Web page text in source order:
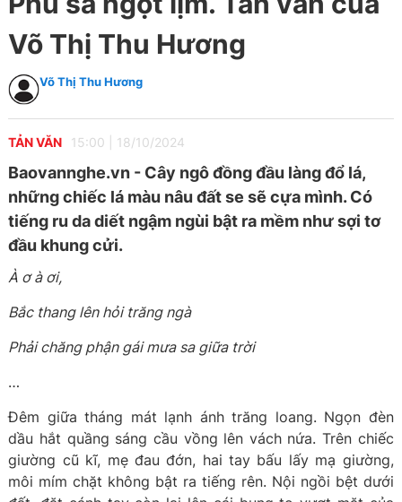
Võ Thị Thu Hương
Võ Thị Thu Hương
TẢN VĂN 15:00 18/10/2024
Baovannghe.vn - Cây ngô đồng đầu làng đổ lá,
những chiếc lá màu nâu đất se sẽ cựa mình. Có
tiếng ru da diết ngậm ngùi bật ra mềm như sợi tơ
đầu khung cửi.
À ơ à ơi,
Bắc thang lên hỏi trăng ngà
Phải chăng phận gái mưa sa giữa trời
…
Đêm giữa tháng mát lạnh ánh trăng loang. Ngọn đèn
dầu hắt quầng sáng cầu vồng lên vách nứa. Trên chiếc
giường cũ kĩ, mẹ đau đớn, hai tay bấu lấy mạ giường,
môi mím chặt không bật ra tiếng rên. Nội ngồi bệt dưới